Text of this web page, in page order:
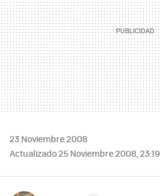
23 Noviembre 2008
Actualizado 25 Noviembre 2008, 23:19